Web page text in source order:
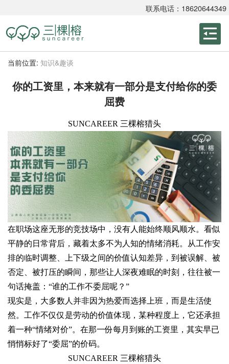
联系电话：18620644349
当前位置: 知识&趣谈
你的工资里，本来就有一部分是支付给你的委
屈费
SUNCAREER 三棵榕猎头
在职场这座无形的竞技场中，没有人能始终顺风顺水。看似
平静的日常背后，藏着太多不为人知的情绪消耗。从工作安
排的临时调整、上下级之间的价值认知差异，到被误解、被
否定、被打压的瞬间，那些让人深夜难眠的时刻，往往被一
句话掩盖：“谁的工作不委屈呢？”
现实是，大多数人并非因为热爱而选择上班，而是生活使
然。工作不仅仅是劳动的价值体现，某种程度上，它还承担
着一种“情绪对价”。在那一份每月到账的工资里，其实早已
悄悄标好了“委屈”的价码。
SUNCAREER 三棵榕猎头